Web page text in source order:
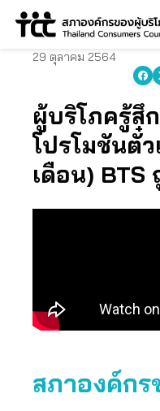
Skip
29 ตุลาคม 2564
ผู้บริโภครู้สึ
โปรโมชันตั๋
เดือน) BTS
สภาองค์ก